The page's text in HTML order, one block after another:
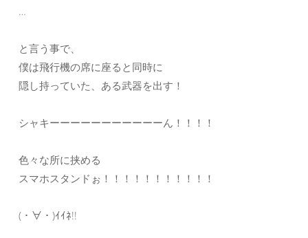
…
と言う事で、
僕は飛行機の席に座ると同時に
隠し持っていた、ある武器を出す！
シャキーーーーーーーーーーーん！！！！
色々な所に挟める
スマホスタンドぉ！！！！！！！！！！！
(・∀・)ｲｲﾈ!!